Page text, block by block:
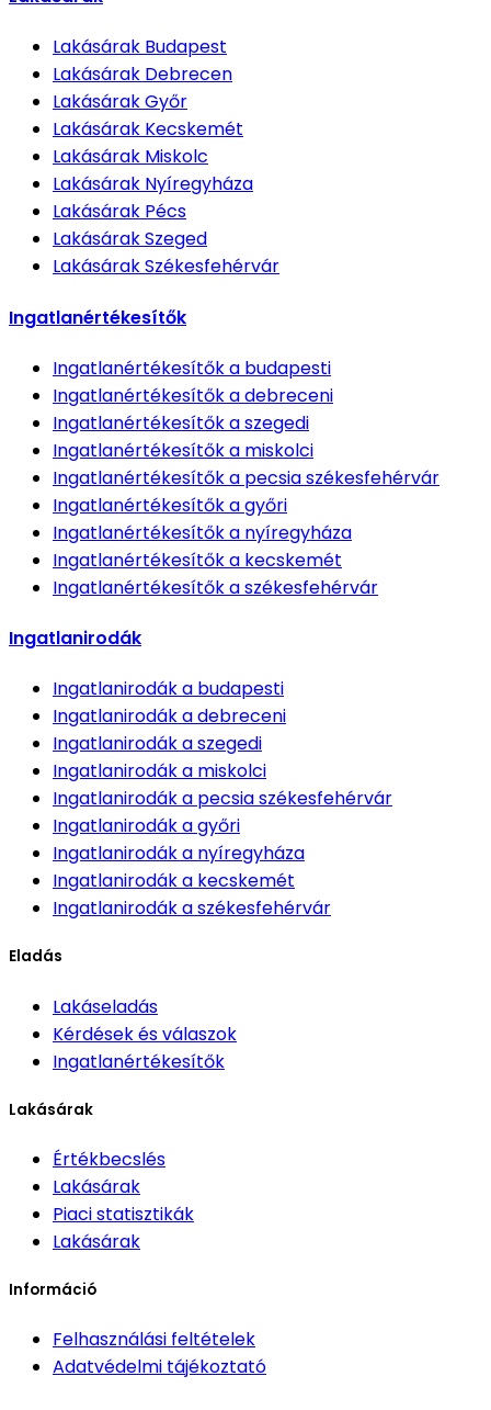
Lakásárak Budapest
Lakásárak Debrecen
LakásárakGyőr
Lakásárak Kecskemét
Lakásárak Miskolc
Lakásárak Nyíregyháza
Lakásárak Pécs
LakásárakSzeged
LakásárakSzékesfehérvár
Ingatlanértékesítők
Ingatlanértékesítőka budapesti
Ingatlanértékesítőka debreceni
Ingatlanértékesítőka szegedi
Ingatlanértékesítőka miskolci
Ingatlanértékesítőka pecsia székesfehérvár
Ingatlanértékesítőka győri
Ingatlanértékesítőka nyíregyháza
Ingatlanértékesítőka kecskemét
Ingatlanértékesítőka székesfehérvár
Ingatlanirodák
Ingatlanirodáka budapesti
Ingatlanirodáka debreceni
Ingatlanirodáka szegedi
Ingatlanirodáka miskolci
Ingatlanirodáka pecsia székesfehérvár
Ingatlanirodáka győri
Ingatlanirodáka nyíregyháza
Ingatlanirodáka kecskemét
Ingatlanirodáka székesfehérvár
Eladás
Lakáseladás
Kérdések és válaszok
Ingatlanértékesítők
Lakásárak
Értékbecslés
Lakásárak
Piaci statisztikák
Lakásárak
Információ
Felhasználási feltételek
Adatvédelmi tájékoztató